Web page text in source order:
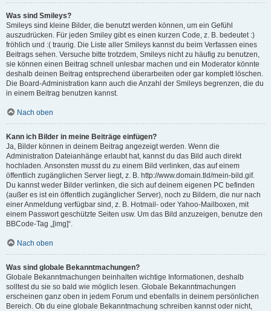
Was sind Smileys?
Smileys sind kleine Bilder, die benutzt werden können, um ein Gefühl
auszudrücken. Für jeden Smiley gibt es einen kurzen Code, z. B. bedeutet :)
fröhlich und :( traurig. Die Liste aller Smileys kannst du beim Verfassen eines
Beitrags sehen. Versuche bitte trotzdem, Smileys nicht zu häufig zu benutzen,
sie können einen Beitrag schnell unlesbar machen und ein Moderator könnte
deshalb deinen Beitrag entsprechend überarbeiten oder gar komplett löschen.
Die Board-Administration kann auch die Anzahl der Smileys begrenzen, die du
in einem Beitrag benutzen kannst.
Nach oben
Kann ich Bilder in meine Beiträge einfügen?
Ja, Bilder können in deinem Beitrag angezeigt werden. Wenn die
Administration Dateianhänge erlaubt hat, kannst du das Bild auch direkt
hochladen. Ansonsten musst du zu einem Bild verlinken, das auf einem
öffentlich zugänglichen Server liegt, z. B. http://www.domain.tld/mein-bild.gif.
Du kannst weder Bilder verlinken, die sich auf deinem eigenen PC befinden
(außer es ist ein öffentlich zugänglicher Server), noch zu Bildern, die nur nach
einer Anmeldung verfügbar sind, z. B. Hotmail- oder Yahoo-Mailboxen, mit
einem Passwort geschützte Seiten usw. Um das Bild anzuzeigen, benutze den
BBCode-Tag „[img]“.
Nach oben
Was sind globale Bekanntmachungen?
Globale Bekanntmachungen beinhalten wichtige Informationen, deshalb
solltest du sie so bald wie möglich lesen. Globale Bekanntmachungen
erscheinen ganz oben in jedem Forum und ebenfalls in deinem persönlichen
Bereich. Ob du eine globale Bekanntmachung schreiben kannst oder nicht,